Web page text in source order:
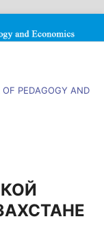
PEDAGOGY AND